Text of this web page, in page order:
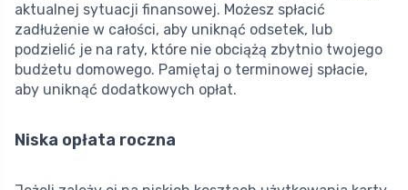
aktualnej sytuacji finansowej. Możesz spłacić
zadłużenie w całości, aby uniknąć odsetek, lub
podzielić je na raty, które nie obciążą zbytnio twojego
budżetu domowego. Pamiętaj o terminowej spłacie,
aby uniknąć dodatkowych opłat.
Niska opłata roczna